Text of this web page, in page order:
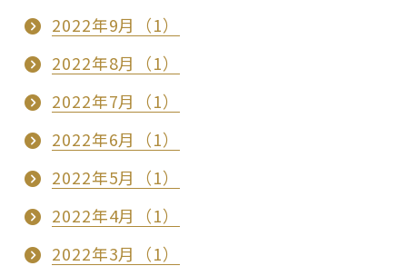
2022年9月（1）
2022年8月（1）
2022年7月（1）
2022年6月（1）
2022年5月（1）
2022年4月（1）
2022年3月（1）